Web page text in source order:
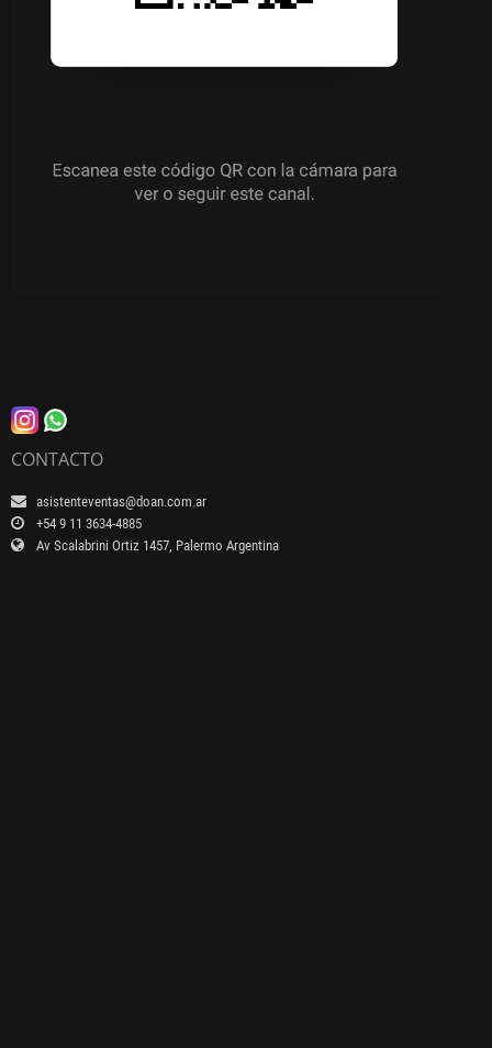
CONTACTO
asistenteventas@doan.com.ar
+54 9 11 3634-4885
Av Scalabrini Ortiz 1457, Palermo Argentina